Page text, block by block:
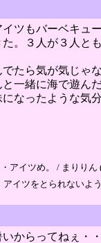
ツもバーベキュ
。３人が３人と
たら気が気じゃな
一緒に海で遊ん
なったような気分
アイツめ。 / まりりん
イツをとられないよ
からってねぇ・・